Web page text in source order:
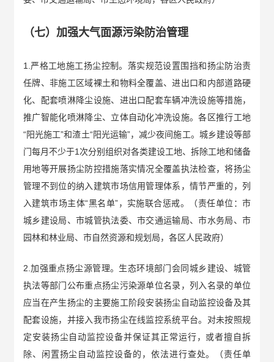
（七）加强大气面源污染防治管理
1.严格工地施工扬尘控制。落实规范设置围挡和扬尘防治责
任牌、非施工区域裸土和物料全覆盖、进出口和内部道路硬
化、配套喷淋降尘设施、进出口配套车辆冲洗设施等措施，
推广智能化喷淋降尘、立体自动化冲洗设施。各区推行工地
“阳光施工”和渣土“阳光运输”，减少夜间施工。城乡建设等部
门每月不少于1次分别组织对各类建设工地、拆除工地和储备
用地等开展扬尘防控措施落实情况全覆盖执法检查，将扬尘
管理不到位的纳入建筑市场信用管理体系，情节严重的，列
入建筑市场主体“黑名单”，实施联合惩戒。（责任单位：市
城乡建设局、市城管执法委、市交通运输局、市水务局、市
园林和林业局、市自然资源和规划局，各区人民政府）
2.加强重点扬尘源管理。生态环境部门会同城乡建设、城管
执法等部门公布重点扬尘污染源单位名录，列入名录的单位
应当在产生扬尘的主要施工阶段安装扬尘自动监控设备及其
配套设施，并接入我市扬尘在线监控系统平台。对未按照规
定安装扬尘自动监控设备并保证其正常运行，或者擅自拆
除、闲置扬尘自动监控设备的，依法进行查处。（责任单